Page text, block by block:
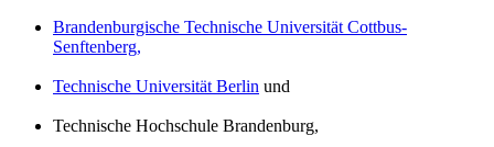
Brandenburgische Technische Universität Cottbus-
Senftenberg,
Technische Universität Berlin und
Technische Hochschule Brandenburg,